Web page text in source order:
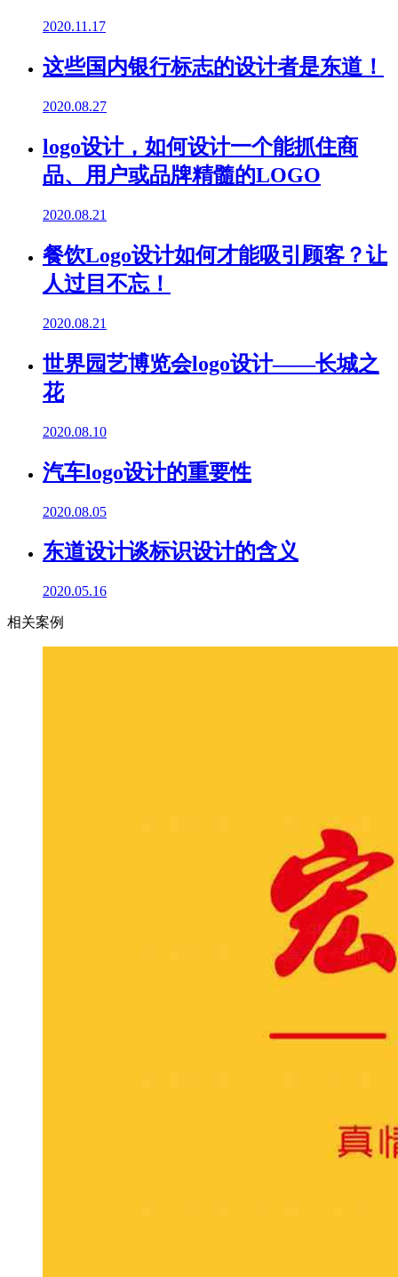
2020.11.17
这些国内银行标志的设计者是东道！
2020.08.27
logo设计，如何设计一个能抓住商
品、用户或品牌精髓的LOGO
2020.08.21
餐饮Logo设计如何才能吸引顾客？让
人过目不忘！
2020.08.21
世界园艺博览会logo设计——长城之
花
2020.08.10
汽车logo设计的重要性
2020.08.05
东道设计谈标识设计的含义
2020.05.16
相关案例